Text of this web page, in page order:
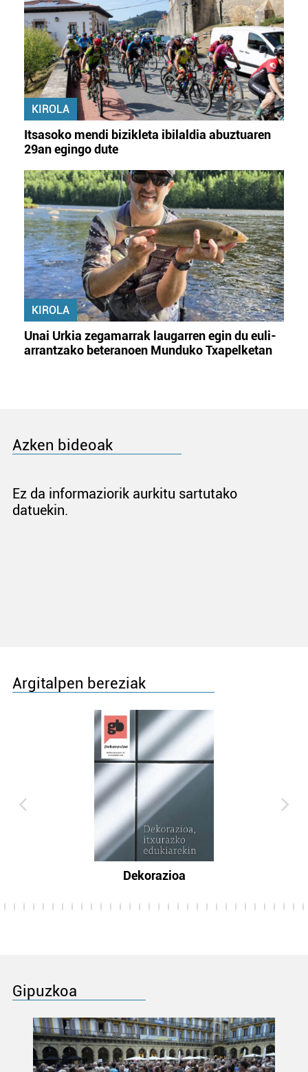
KIROLA
Itsasoko mendi bizikleta ibilaldia abuztuaren
29an egingo dute
KIROLA
Unai Urkia zegamarrak laugarren egin du euli-
arrantzako beteranoen Munduko Txapelketan
Azken bideoak
Ez da informaziorik aurkitu sartutako
datuekin.
Argitalpen bereziak
Dekorazioa
Gipuzkoa